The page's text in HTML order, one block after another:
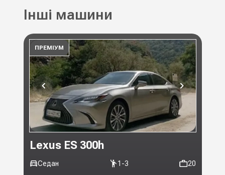
Інші машини
ПРЕМІУМ
Lexus ES 300h
Седан 1-3 20